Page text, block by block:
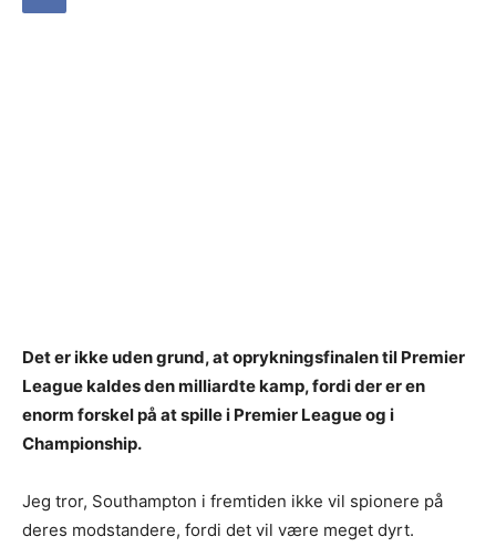
Det er ikke uden grund, at oprykningsfinalen til Premier
League kaldes den milliardte kamp, fordi der er en
enorm forskel på at spille i Premier League og i
Championship.
Jeg tror, Southampton i fremtiden ikke vil spionere på
deres modstandere, fordi det vil være meget dyrt.